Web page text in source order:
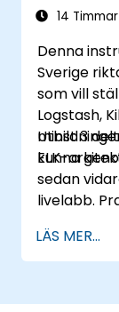
14 Timmar
Denna
Sverige
som vill
Logstash,
minst 3
kunna
ELK-
sedan
livelabb.
att
samtidigt
LÄS MER...